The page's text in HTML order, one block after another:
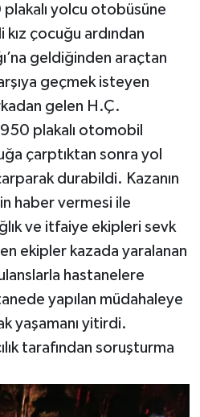
yolcu otobüsüne
çocuğu ardından
geldiğinden araçtan
geçmek isteyen
gelen H.Ç.
plakalı otomobil
çarptıktan sonra yol
durabildi. Kazanın
haber vermesi ile
ve itfaiye ekipleri sevk
ekipler kazada yaralanan
hastanelere
yapılan müdahaleye
yaşamanı yitirdi.
tarafından soruşturma